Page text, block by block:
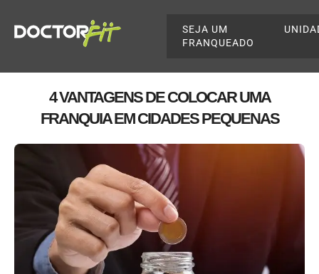
SEJA UM
FRANQUEADO
4 VANTAGENS DE COLOCAR UMA
FRANQUIA EM CIDADES PEQUENAS